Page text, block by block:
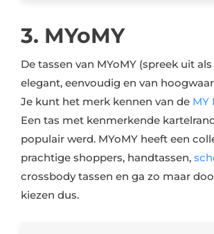
3. MYoMY
De tassen van MYoMY (spreek uit
elegant, eenvoudig en van
Je kunt het merk kennen van de MY
Een tas met kenmerkende
populair werd. MYoMY heeft een
prachtige shoppers, handtassen,
crossbody tassen en ga zo maar
kiezen dus.